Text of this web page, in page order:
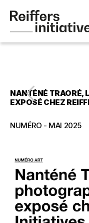
NANTÉNÉ TRAORÉ,
EXPOSÉ CHEZ
NUMÉRO - MAI 2025